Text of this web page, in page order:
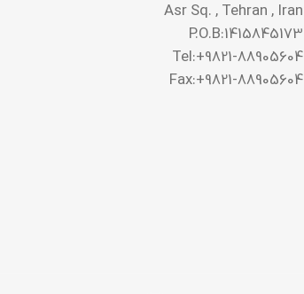
Asr Sq. , Tehran , Iran
P.O.B:1415845173
Tel:+9821-88905604
Fax:+9821-88905604